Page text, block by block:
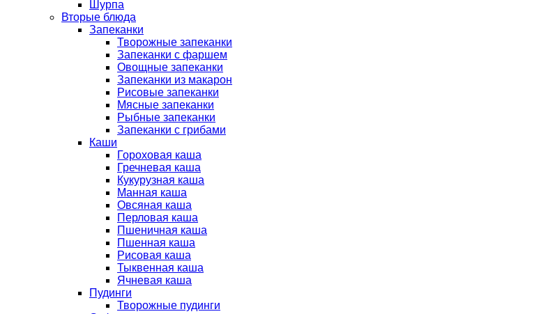
Шурпа
Вторые блюда
Запеканки
Творожные запеканки
Запеканки с фаршем
Овощные запеканки
Запеканки из макарон
Рисовые запеканки
Мясные запеканки
Рыбные запеканки
Запеканки с грибами
Каши
Гороховая каша
Гречневая каша
Кукурузная каша
Манная каша
Овсяная каша
Перловая каша
Пшеничная каша
Пшенная каша
Рисовая каша
Тыквенная каша
Ячневая каша
Пудинги
Творожные пудинги